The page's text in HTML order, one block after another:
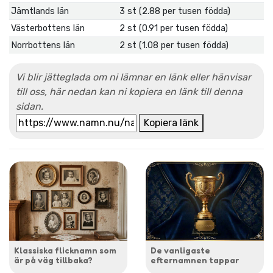
Jämtlands län
3 st (2.88 per tusen födda)
Västerbottens län
2 st (0.91 per tusen födda)
Norrbottens län
2 st (1.08 per tusen födda)
Vi blir jätteglada om ni lämnar en länk eller hänvisar
till oss, här nedan kan ni kopiera en länk till denna
sidan.
Kopiera länk
Klassiska flicknamn som
är på väg tillbaka?
De vanligaste
efternamnen tappar